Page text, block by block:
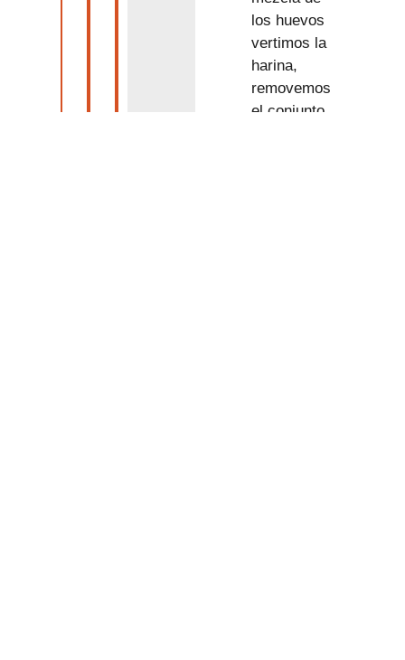
los huevos
vertimos la
harina,
removemos
el conjunto